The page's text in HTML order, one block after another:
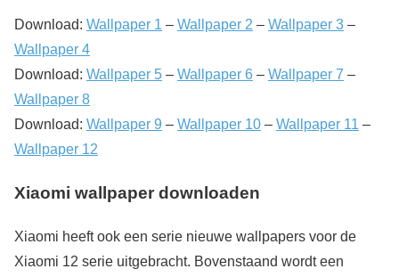
Download: Wallpaper 1 – Wallpaper 2 – Wallpaper 3 –
Wallpaper 4
Download: Wallpaper 5 – Wallpaper 6 – Wallpaper 7 –
Wallpaper 8
Download: Wallpaper 9 – Wallpaper 10 – Wallpaper 11 –
Wallpaper 12
Xiaomi wallpaper downloaden
Xiaomi heeft ook een serie nieuwe wallpapers voor de
Xiaomi 12 serie uitgebracht. Bovenstaand wordt een